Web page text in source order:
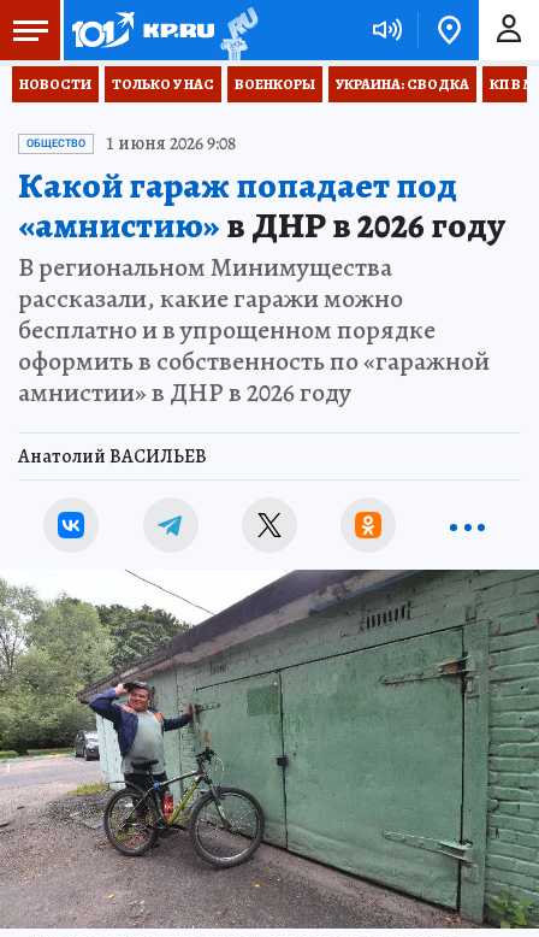
НОВОСТИ ТОЛЬКО У НАС ВОЕНКОРЫ УКРАИНА: СВОДКА КП В
ОБЩЕСТВО 1 июня 2026 9:08
Какой гараж попадает под
«амнистию»в ДНР в 2026 году
В региональном Минимущества
рассказали, какие гаражи можно
бесплатно и в упрощенном порядке
оформить в собственность по «гаражной
амнистии» в ДНР в 2026 году
Анатолий ВАСИЛЬЕВ